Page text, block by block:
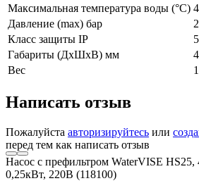
Максимальная температура воды (°С)
Давление (max) бар
Класс защиты IP
Габариты (ДxШxВ) мм
Вес
Написать отзыв
Пожалуйста авторизируйтесь или
перед тем как написать отзыв
Насос с префильтром WaterVISE HS25,
0,25кВт, 220В (118100)